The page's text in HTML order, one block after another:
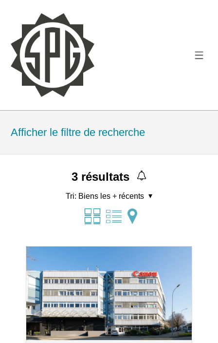
Afficher le filtre de recherche
3résultats
Tri: Biens les + récents